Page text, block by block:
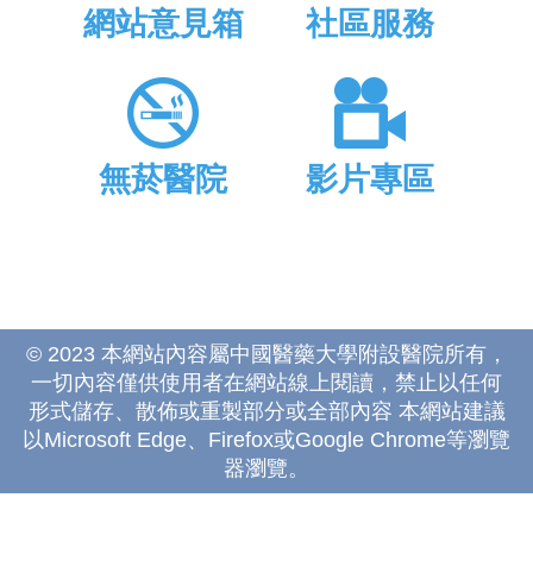
網站意見箱 社區服務
無菸醫院 影片專區
© 2023 本網站內容屬中國醫藥大學附設醫院所有，
一切內容僅供使用者在網站線上閱讀，禁止以任何
形式儲存、散佈或重製部分或全部內容 本網站建議
以Microsoft Edge、Firefox或Google Chrome等瀏覽
器瀏覽。